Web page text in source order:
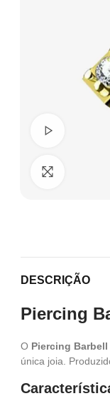
DESCRIÇÃO
Piercing
O Piercing
única joia.